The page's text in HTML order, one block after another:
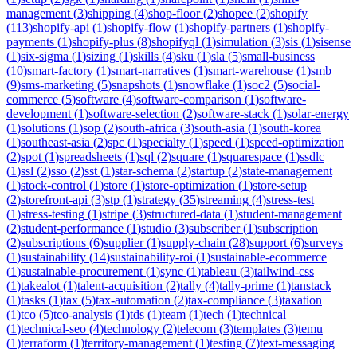
management (3)shipping (4)shop-floor(2)shopee (2)shopify
(113)shopify-api (1)shopify-flow (1)shopify-partners (1)shopify-
payments (1)shopify-plus (8)shopifyql (1)simulation (3)sis (1)sisense
(1)six-sigma (1)sizing (1)skills (4)sku (1)sla (5)small-business
(10)smart-factory (1)smart-narratives (1)smart-warehouse (1)smb
(9)sms-marketing (5)snapshots (1)snowflake (1)soc2 (5)social-
commerce (5)software (4)software-comparison (1)software-
development (1)software-selection (2)software-stack (1)solar-energy
(1)solutions (1)sop (2)south-africa (3)south-asia (1)south-korea
(1)southeast-asia (2)spc (1)specialty (1)speed (1)speed-optimization
(2)spot (1)spreadsheets (1)sql (2)square (1)squarespace (1)ssdlc
(1)ssl (2)sso (2)sst (1)star-schema (2)startup (2)state-management
(1)stock-control (1)store (1)store-optimization (1)store-setup
(2)storefront-api (3)stp (1)strategy (35)streaming (4)stress-test
(1)stress-testing (1)stripe (3)structured-data (1)student-management
(2)student-performance (1)studio (3)subscriber(1)subscription
(2)subscriptions (6)supplier(1)supply-chain (28)support (6)surveys
(1)sustainability (14)sustainability-roi (1)sustainable-ecommerce
(1)sustainable-procurement (1)sync (1)tableau (3)tailwind-css
(1)takealot (1)talent-acquisition (2)tally (4)tally-prime (1)tanstack
(1)tasks (1)tax (5)tax-automation (2)tax-compliance (3)taxation
(1)tco (5)tco-analysis (1)tds (1)team (1)tech (1)technical
(1)technical-seo (4)technology (2)telecom (3)templates (3)temu
(1)terraform (1)territory-management (1)testing (7)text-messaging